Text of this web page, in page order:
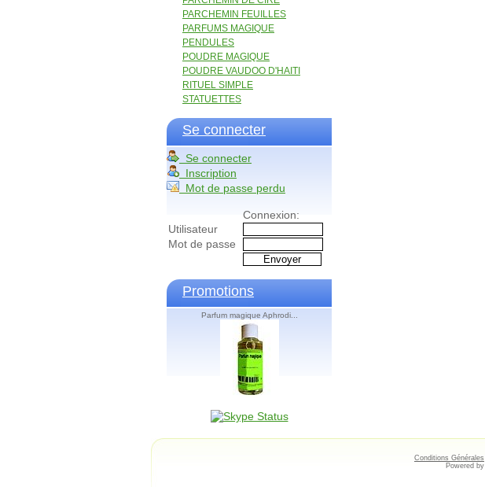
PARCHEMIN FEUILLES
PARFUMS MAGIQUE
PENDULES
POUDRE MAGIQUE
POUDRE VAUDOO D'HAITI
RITUEL SIMPLE
STATUETTES
Se connecter
Se connecter
Inscription
Mot de passe perdu
Connexion:
Utilisateur
Mot de passe
Promotions
Parfum magique Aphrodi...
Conditions Générales
Powered by